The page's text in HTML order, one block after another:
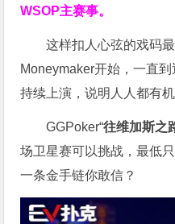
WSOP主赛事。
这样扣人心弦的戏码
Moneymaker开始，一直
持续上演，说明人人都有
GGPoker“往维加斯之
场卫星赛可以挑战，最低
一条金手链你敢信？